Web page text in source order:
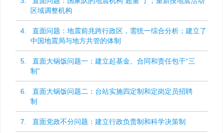
区域调整机构
4. 直面问题：地震前兆跨行政区，需统一综合分析；建立了
中国地震局与地方共管的体制
5. 直面大锅饭问题一：建立起基金、合同和责任包干“三
制”
6. 直面大锅饭问题二：台站实施四定制和定岗定员招聘
制
7. 直面党政不分问题：建立行政负责制和科学决策制